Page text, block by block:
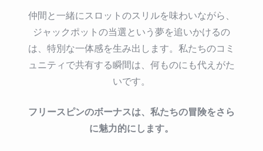
仲間と一緒にスロットのスリルを味わいながら、
ジャックポットの当選という夢を追いかけるの
は、特別な一体感を生み出します。私たちのコミ
ュニティで共有する瞬間は、何ものにも代えがた
いです。
フリースピンのボーナスは、私たちの冒険をさら
に魅力的にします。